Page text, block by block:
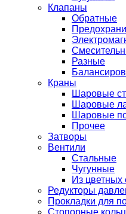
Клапаны
Обратные
Разные
Краны
Шаровые
Шаровые
Шаровые
Прочее
Затворы
Вентили
Стальные
Чугунные
Из цветных
Редукторы
Прокладки для
Стопорные